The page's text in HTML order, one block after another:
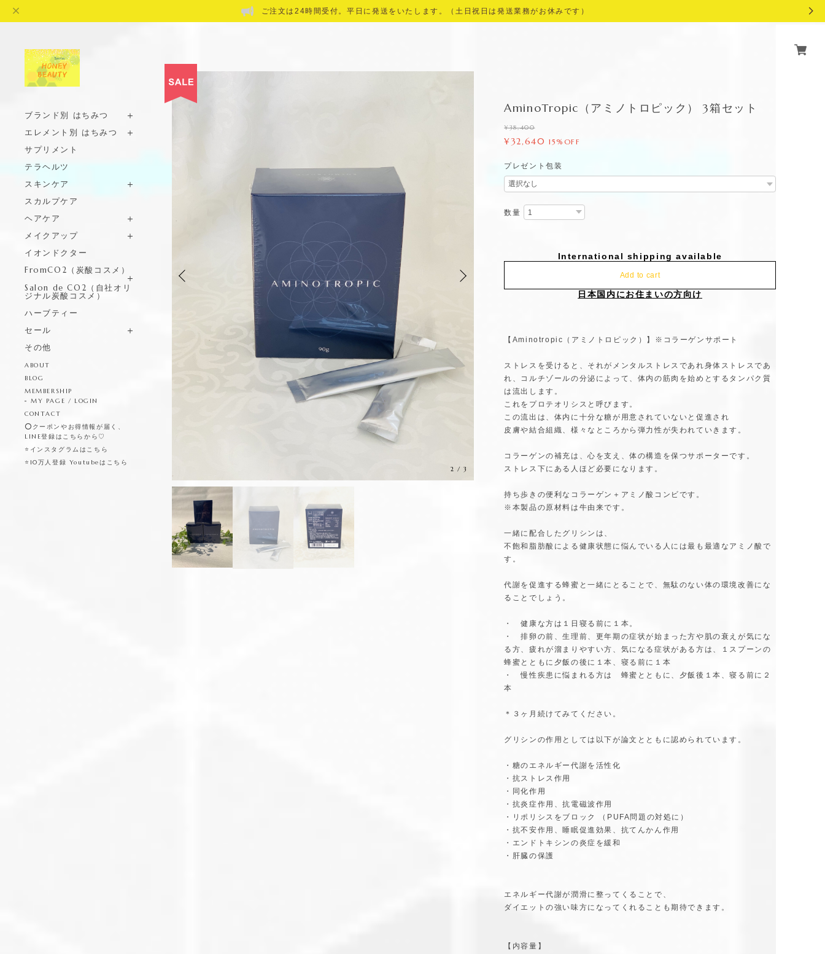
ご注文は24時間受付。平日に発送をいたします。（土日祝日は発送業務がお休みです）
ブランド別 はちみつ
エレメント別 はちみつ
サプリメント
テラヘルツ
スキンケア
スカルプケア
ヘアケア
メイクアップ
イオンドクター
FromCO2（炭酸コスメ）
Salon de CO2（自社オリ
ジナル炭酸コスメ）
ハーブティー
セール
その他
ABOUT
BLOG
MEMBERSHIP
MY PAGE / LOGIN
CONTACT
⭕️クーポンやお得情報が届く、
LINE登録はこちらから♡
⭐️インスタグラムはこちら
⭐️10万人登録 Youtubeはこちら
AminoTropic（アミノトロピック） 3箱セット
¥38,400
¥32,640 15%OFF
プレゼント包装
数量
International shipping available
Add to cart
日本国内にお住まいの方向け
【Aminotropic（アミノトロピック）】※コラーゲンサポート
ストレスを受けると、それがメンタルストレスであれ身体ストレスであ
れ、コルチゾールの分泌によって、体内の筋肉を始めとするタンパク質
は流出します。
これをプロテオリシスと呼びます。
この流出は、体内に十分な糖が用意されていないと促進され
皮膚や結合組織、様々なところから弾力性が失われていきます。
コラーゲンの補充は、心を支え、体の構造を保つサポーターです。
ストレス下にある人ほど必要になります。
持ち歩きの便利なコラーゲン＋アミノ酸コンビです。
※本製品の原材料は牛由来です。
一緒に配合したグリシンは、
不飽和脂肪酸による健康状態に悩んでいる人には最も最適なアミノ酸で
す。
代謝を促進する蜂蜜と一緒にとることで、無駄のない体の環境改善にな
ることでしょう。
・ 健康な方は１日寝る前に１本。
・ 排卵の前、生理前、更年期の症状が始まった方や肌の衰えが気にな
る方、疲れが溜まりやすい方、気になる症状がある方は、１スプーンの
蜂蜜とともに夕飯の後に１本、寝る前に１本
・ 慢性疾患に悩まれる方は 蜂蜜とともに、夕飯後１本、寝る前に２
本
＊３ヶ月続けてみてください。
グリシンの作用としては以下が論文とともに認められています。
・糖のエネルギー代謝を活性化
・抗ストレス作用
・同化作用
・抗炎症作用、抗電磁波作用
・リポリシスをブロック （PUFA問題の対処に）
・抗不安作用、睡眠促進効果、抗てんかん作用
・エンドトキシンの炎症を緩和
・肝臓の保護
エネルギー代謝が潤滑に整ってくることで、
ダイエットの強い味方になってくれることも期待できます。
【内容量】